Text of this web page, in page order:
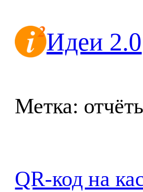
содержимомуИдеи 2.0
Метка:
QR-код на